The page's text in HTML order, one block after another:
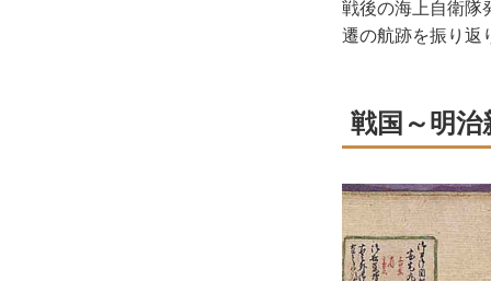
戦後の海上自衛隊
遷の航跡を振り返
戦国～明